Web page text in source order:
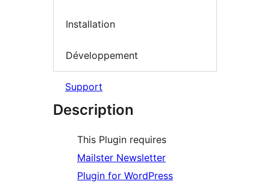
Installation
Développement
Support
Description
This Plugin requires
Mailster Newsletter
Plugin for WordPress